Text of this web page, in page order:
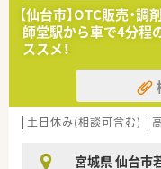
【仙台市】OTC販売・
師堂駅から車で4分程
ススメ！
土日休み(相談可含む)
宮城県 仙台市